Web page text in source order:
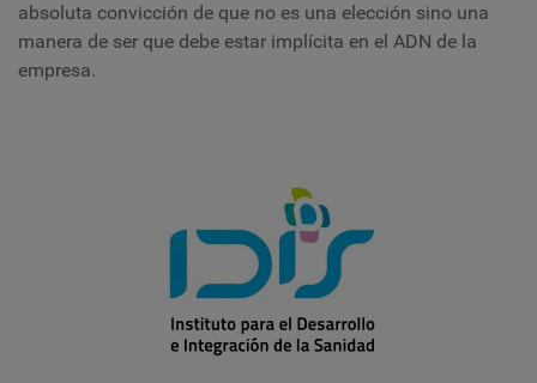
absoluta convicción de que no es una elección sino una
manera de ser que debe estar implícita en el ADN de la
empresa.